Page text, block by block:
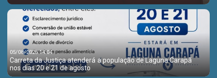
05/08/2026 14:04
Carreta da Justiça atenderá a população de Laguna Carapã
nos dias 20 e 21 de agosto